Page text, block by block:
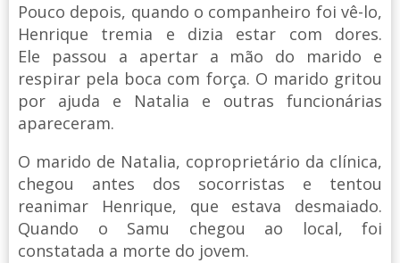
Pouco depois, quando o companheiro foi vê-lo,
Henrique tremia e dizia estar com dores.
Ele passou a apertar a mão do marido e
respirar pela boca com força. O marido gritou
por ajuda e Natalia e outras funcionárias
apareceram.
O marido de Natalia, coproprietário da clínica,
chegou antes dos socorristas e tentou
reanimar Henrique, que estava desmaiado.
Quando o Samu chegou ao local, foi
constatada a morte do jovem.